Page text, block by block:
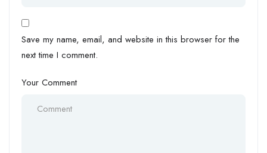
Save my name, email, and website in this browser for the
next time I comment.
Your Comment